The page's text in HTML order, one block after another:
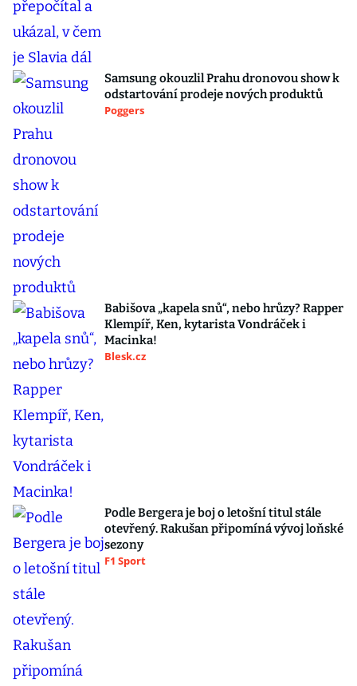
Samsung okouzlil Prahu dronovou show k
odstartování prodeje nových produktů
Poggers
Babišova „kapela snů“, nebo hrůzy? Rapper
Klempíř, Ken, kytarista Vondráček i
Macinka!
Blesk.cz
Podle Bergera je boj o letošní titul stále
otevřený. Rakušan připomíná vývoj loňské
sezony
F1 Sport